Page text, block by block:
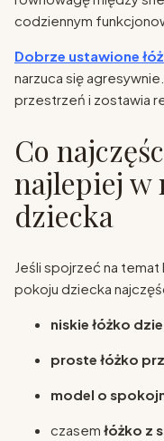
codziennym
Dobrze ustawione
narzuca się
przestrzeń i zostawia
Co
najlepiej w
dziecka
Jeśli spojrzeć na
pokoju dziecka
niskie łóżko
proste łóżko
model o
czasem łóżko z